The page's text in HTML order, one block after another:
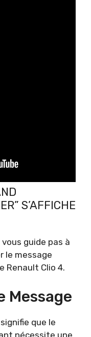
S’AFFICHE
guide pas à
le message
Renault Clio 4.
Message
que le
nécessite une